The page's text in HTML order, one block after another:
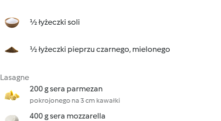
½ łyżeczki soli
½ łyżeczki pieprzu czarnego, mielonego
Lasagne
200 g sera parmezan
pokrojonego na 3 cm kawałki
400 g sera mozzarella